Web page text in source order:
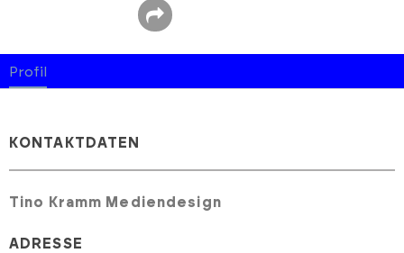
Profil
KONTAKTDATEN
Tino Kramm Mediendesign
ADRESSE